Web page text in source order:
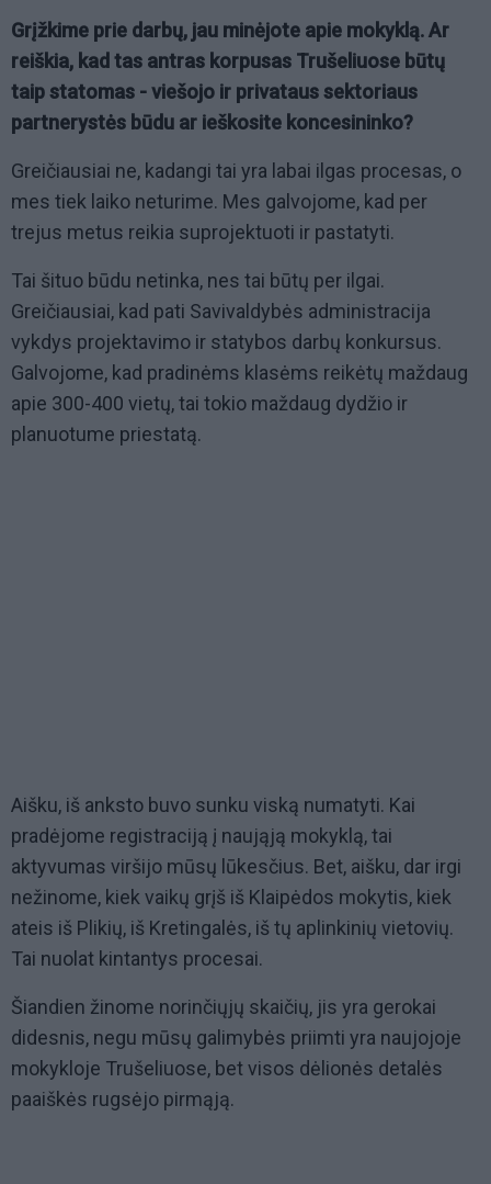
Grįžkime prie darbų, jau minėjote apie mokyklą. Ar
reiškia, kad tas antras korpusas Trušeliuose būtų
taip statomas - viešojo ir privataus sektoriaus
partnerystės būdu ar ieškosite koncesininko?
Greičiausiai ne, kadangi tai yra labai ilgas procesas, o
mes tiek laiko neturime. Mes galvojome, kad per
trejus metus reikia suprojektuoti ir pastatyti.
Tai šituo būdu netinka, nes tai būtų per ilgai.
Greičiausiai, kad pati Savivaldybės administracija
vykdys projektavimo ir statybos darbų konkursus.
Galvojome, kad pradinėms klasėms reikėtų maždaug
apie 300-400 vietų, tai tokio maždaug dydžio ir
planuotume priestatą.
Aišku, iš anksto buvo sunku viską numatyti. Kai
pradėjome registraciją į naująją mokyklą, tai
aktyvumas viršijo mūsų lūkesčius. Bet, aišku, dar irgi
nežinome, kiek vaikų grįš iš Klaipėdos mokytis, kiek
ateis iš Plikių, iš Kretingalės, iš tų aplinkinių vietovių.
Tai nuolat kintantys procesai.
Šiandien žinome norinčiųjų skaičių, jis yra gerokai
didesnis, negu mūsų galimybės priimti yra naujojoje
mokykloje Trušeliuose, bet visos dėlionės detalės
paaiškės rugsėjo pirmąją.